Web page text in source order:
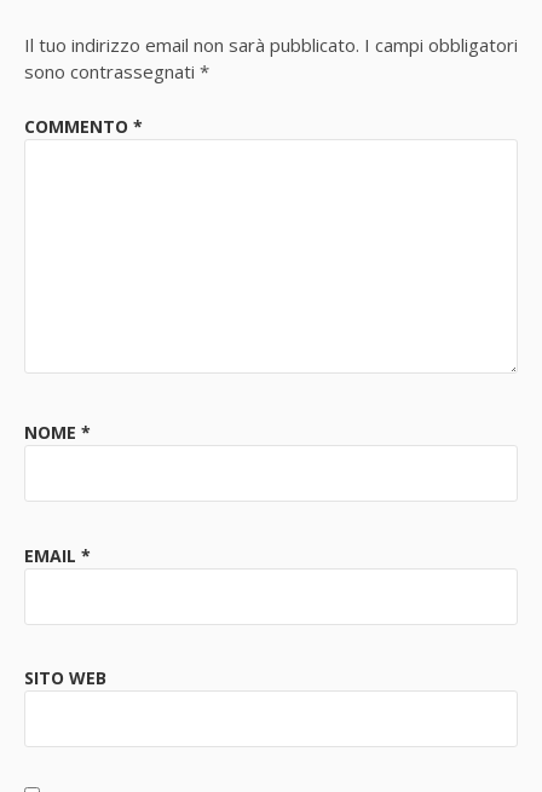
Il tuo indirizzo email non sarà pubblicato. I campi obbligatori
sono contrassegnati *
COMMENTO *
NOME *
EMAIL *
SITO WEB